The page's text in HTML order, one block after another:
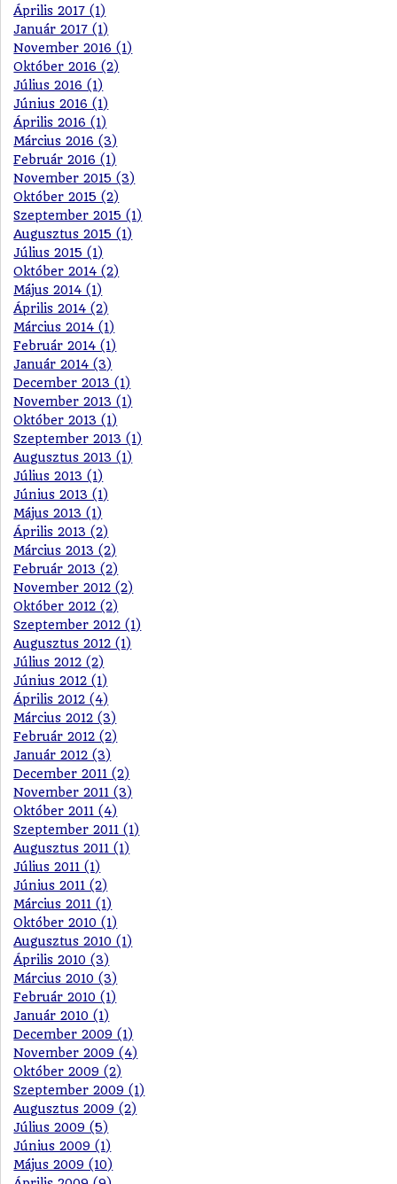
Április 2017 (1)
Január 2017 (1)
November 2016 (1)
Október 2016 (2)
Július 2016 (1)
Június 2016 (1)
Április 2016 (1)
Március 2016 (3)
Február 2016 (1)
November 2015 (3)
Október 2015 (2)
Szeptember 2015 (1)
Augusztus 2015 (1)
Július 2015 (1)
Október 2014 (2)
Május 2014 (1)
Április 2014 (2)
Március 2014 (1)
Február 2014 (1)
Január 2014 (3)
December 2013 (1)
November 2013 (1)
Október 2013 (1)
Szeptember 2013 (1)
Augusztus 2013 (1)
Július 2013 (1)
Június 2013 (1)
Május 2013 (1)
Április 2013 (2)
Március 2013 (2)
Február 2013 (2)
November 2012 (2)
Október 2012 (2)
Szeptember 2012 (1)
Augusztus 2012 (1)
Július 2012 (2)
Június 2012 (1)
Április 2012 (4)
Március 2012 (3)
Február 2012 (2)
Január 2012 (3)
December 2011 (2)
November 2011 (3)
Október 2011 (4)
Szeptember 2011 (1)
Augusztus 2011 (1)
Július 2011 (1)
Június 2011 (2)
Március 2011 (1)
Október 2010 (1)
Augusztus 2010 (1)
Április 2010 (3)
Március 2010 (3)
Február 2010 (1)
Január 2010 (1)
December 2009 (1)
November 2009 (4)
Október 2009 (2)
Szeptember 2009 (1)
Augusztus 2009 (2)
Július 2009 (5)
Június 2009 (1)
Május 2009 (10)